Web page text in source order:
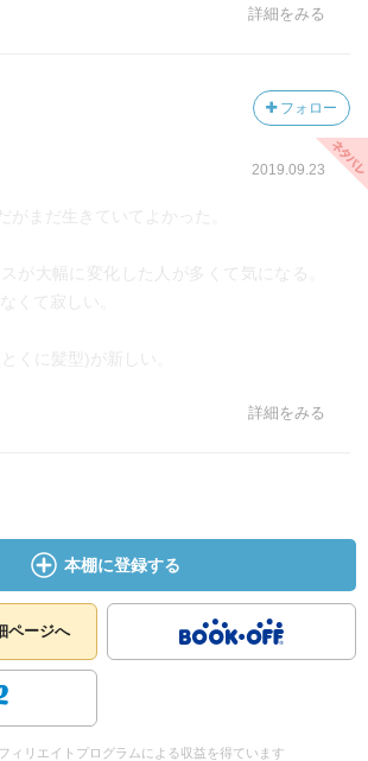
詳細をみる
フォロー
2019.09.23
がまだ生きていてよかった。
が大幅に変化した人が多くて気になる。
くて寂しい。
くに髪型)が新しい。
詳細をみる
本棚に登録する
ページへ
ィリエイトプログラムによる収益を得ています